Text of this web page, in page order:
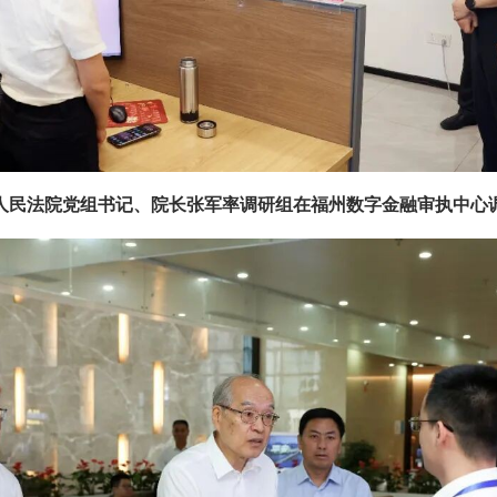
民法院党组书记、院长张军率调研组在福州数字金融审执中心